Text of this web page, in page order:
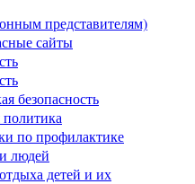
представителям)
сайты
безопасность
по профилактике
людей
детей и их